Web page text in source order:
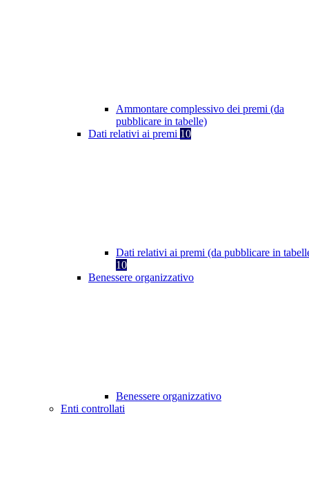
Ammontare complessivo dei premi (da
pubblicare in tabelle)
Dati relativi ai premi 10
Dati relativi ai premi (da pubblicare in
10
Benessere organizzativo
Benessere organizzativo
Enti controllati